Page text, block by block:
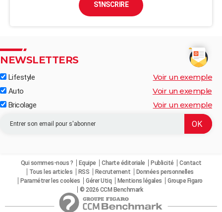
S'INSCRIRE
NEWSLETTERS
Lifestyle Voir un exemple
Auto Voir un exemple
Bricolage Voir un exemple
Qui sommes-nous ? Equipe Charte éditoriale Publicité
Contact
Tous les articles
RSS Recrutement
Données personnelles
Paramétrer les cookies
Gérer Utiq Mentions légales
Groupe Figaro
© 2026 CCM Benchmark